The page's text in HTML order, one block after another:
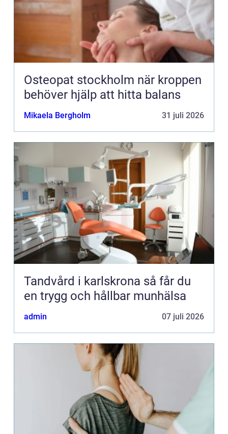
Osteopat stockholm när kroppen
behöver hjälp att hitta balans
Mikaela Bergholm 31 juli 2026
Tandvård i karlskrona så får du
en trygg och hållbar munhälsa
admin 07 juli 2026